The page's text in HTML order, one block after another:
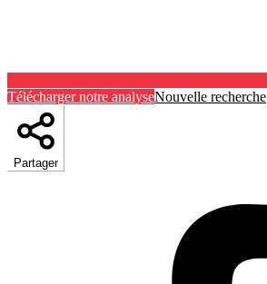
Télécharger notre analyseNouvelle recherche
Partager